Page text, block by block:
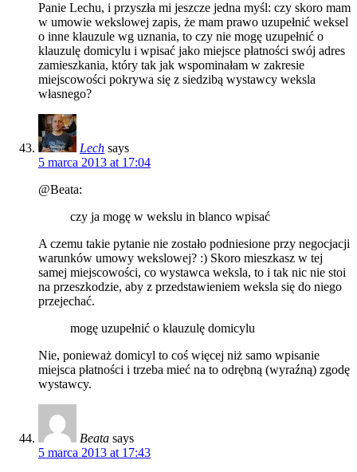
Panie Lechu, i przyszła mi jeszcze jedna myśl: czy skoro mam
w umowie wekslowej zapis, że mam prawo uzupełnić weksel
o inne klauzule wg uznania, to czy nie mogę uzupełnić o
klauzulę domicylu i wpisać jako miejsce płatności swój adres
zamieszkania, który tak jak wspominałam w zakresie
miejscowości pokrywa się z siedzibą wystawcy weksla
własnego?
Lech says
5 marca 2013 at 17:04
@Beata:
czy ja mogę w wekslu in blanco wpisać
A czemu takie pytanie nie zostało podniesione przy negocjacji
warunków umowy wekslowej? :) Skoro mieszkasz w tej
samej miejscowości, co wystawca weksla, to i tak nic nie stoi
na przeszkodzie, aby z przedstawieniem weksla się do niego
przejechać.
mogę uzupełnić o klauzulę domicylu
Nie, ponieważ domicyl to coś więcej niż samo wpisanie
miejsca płatności i trzeba mieć na to odrębną (wyraźną) zgodę
wystawcy.
Beata says
5 marca 2013 at 17:43